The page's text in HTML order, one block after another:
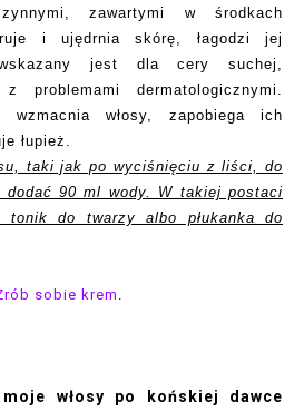
zawartymi w środkach
i ujędrnia skórę, łagodzi jej
jest dla cery suchej,
problemami dermatologicznymi.
włosy, zapobiega ich
łupież.
taki jak po wyciśnięciu z liści, do
90 ml wody. W takiej postaci
do twarzy albo płukanka do
sobie krem .
włosy po końskiej dawce